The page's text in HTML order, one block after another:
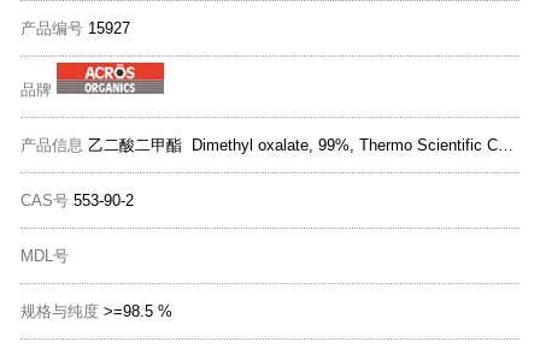
产品编号 15927
品牌
产品信息 乙二酸二甲酯 Dimethyl oxalate, 99%, Thermo Scientific Chemicals
CAS号 553-90-2
MDL号
规格与纯度 >=98.5 %